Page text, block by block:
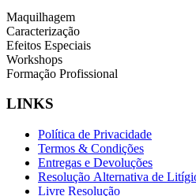
Maquilhagem
Caracterização
Efeitos Especiais
Workshops
Formação Profissional
LINKS
Política de Privacidade
Termos & Condições
Entregas e Devoluções
Resolução Alternativa de
Livre Resolução